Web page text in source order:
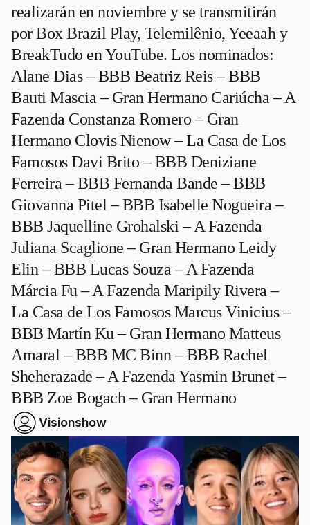
realizarán en noviembre y se transmitirán
por Box Brazil Play, Telemilênio, Yeeaah y
BreakTudo en YouTube. Los nominados:
Alane Dias – BBB Beatriz Reis – BBB
Bauti Mascia – Gran Hermano Cariúcha – A
Fazenda Constanza Romero – Gran
Hermano Clovis Nienow – La Casa de Los
Famosos Davi Brito – BBB Deniziane
Ferreira – BBB Fernanda Bande – BBB
Giovanna Pitel – BBB Isabelle Nogueira –
BBB Jaquelline Grohalski – A Fazenda
Juliana Scaglione – Gran Hermano Leidy
Elin – BBB Lucas Souza – A Fazenda
Márcia Fu – A Fazenda Maripily Rivera –
La Casa de Los Famosos Marcus Vinicius –
BBB Martín Ku – Gran Hermano Matteus
Amaral – BBB MC Binn – BBB Rachel
Sheherazade – A Fazenda Yasmin Brunet –
BBB Zoe Bogach – Gran Hermano
Visionshow